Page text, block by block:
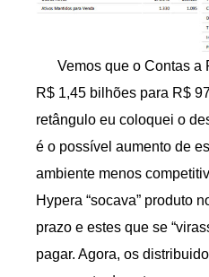
Vemos que o Contas a
R$ 1,45 bilhões para R$
retângulo eu coloquei o
é o possível aumento de
ambiente menos
Hypera “socava” produto
prazo e estes que se
pagar. Agora, os